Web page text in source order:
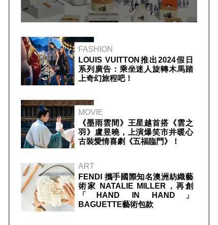
FASHION
LOUIS VUITTON推出2024假日
系列廣告：乘坐迷人旋轉木馬踏
上奇幻旅程吧！
MOVIE
《墨雨雲間》王星越首搭《雲之
羽》盧昱曉，上演爆笑市井暖心
古裝愛情喜劇《五福臨門》！
ART
FENDI 攜手國際知名澳洲紡織藝
術家 NATALIE MILLER，再創
「HAND IN HAND」
BAGUETTE藝術包款